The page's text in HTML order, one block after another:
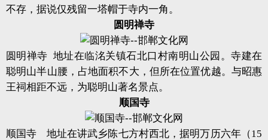
不存，据说仅残留一塔帽于寺内一角。
圆明禅寺
圆明禅寺 地址在临洺关镇石北口村南明山公园。寺建在
聪明山半山腰，占地面积不大，但所在位置优越。与昭惠
王祠相距不远，为聪明山著名景点。
顺国寺
顺国寺 地址在讲武乡陈七方村西北，据明万历六年（15